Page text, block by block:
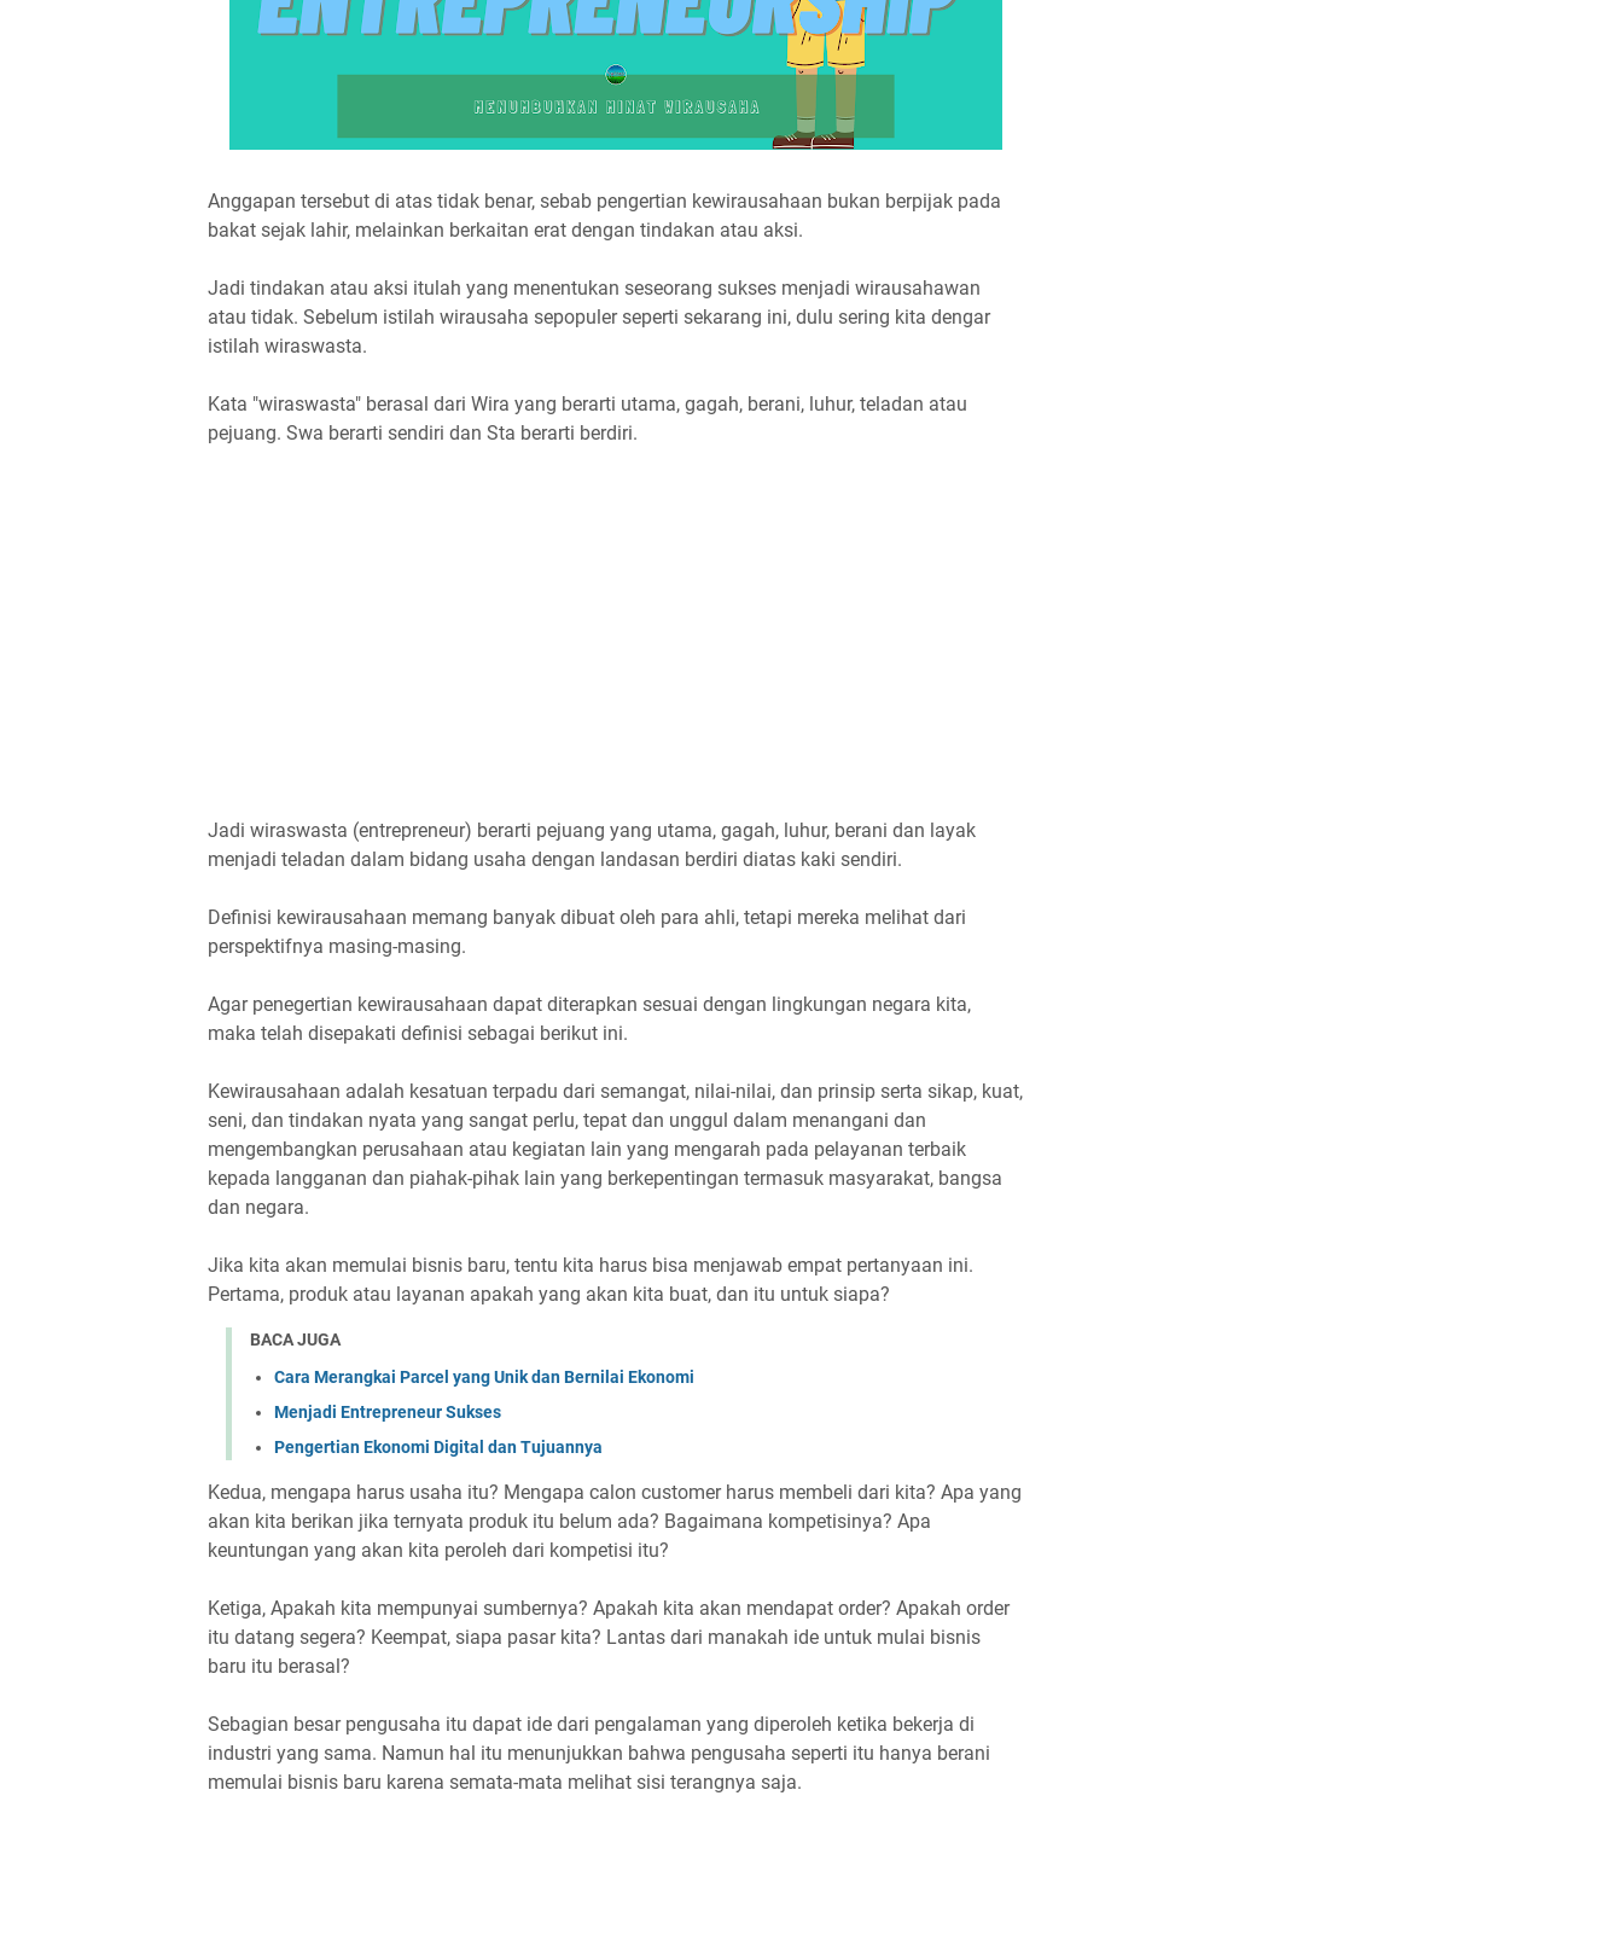
Anggapan tersebut di atas tidak benar, sebab pengertian kewirausahaan bukan berpijak pada
bakat sejak lahir, melainkan berkaitan erat dengan tindakan atau aksi.
Jadi tindakan atau aksi itulah yang menentukan seseorang sukses menjadi wirausahawan
atau tidak. Sebelum istilah wirausaha sepopuler seperti sekarang ini, dulu sering kita dengar
istilah wiraswasta.
Kata "wiraswasta" berasal dari Wira yang berarti utama, gagah, berani, luhur, teladan atau
pejuang. Swa berarti sendiri dan Sta berarti berdiri.
Jadi wiraswasta (entrepreneur) berarti pejuang yang utama, gagah, luhur, berani dan layak
menjadi teladan dalam bidang usaha dengan landasan berdiri diatas kaki sendiri.
Definisi kewirausahaan memang banyak dibuat oleh para ahli, tetapi mereka melihat dari
perspektifnya masing-masing.
Agar penegertian kewirausahaan dapat diterapkan sesuai dengan lingkungan negara kita,
maka telah disepakati definisi sebagai berikut ini.
Kewirausahaan adalah kesatuan terpadu dari semangat, nilai-nilai, dan prinsip serta sikap, kuat,
seni, dan tindakan nyata yang sangat perlu, tepat dan unggul dalam menangani dan
mengembangkan perusahaan atau kegiatan lain yang mengarah pada pelayanan terbaik
kepada langganan dan piahak-pihak lain yang berkepentingan termasuk masyarakat, bangsa
dan negara.
Jika kita akan memulai bisnis baru, tentu kita harus bisa menjawab empat pertanyaan ini.
Pertama, produk atau layanan apakah yang akan kita buat, dan itu untuk siapa?
BACA JUGA
Cara Merangkai Parcel yang Unik dan Bernilai Ekonomi
Menjadi Entrepreneur Sukses
Pengertian Ekonomi Digital dan Tujuannya
Kedua, mengapa harus usaha itu? Mengapa calon customer harus membeli dari kita? Apa yang
akan kita berikan jika ternyata produk itu belum ada? Bagaimana kompetisinya? Apa
keuntungan yang akan kita peroleh dari kompetisi itu?
Ketiga, Apakah kita mempunyai sumbernya? Apakah kita akan mendapat order? Apakah order
itu datang segera? Keempat, siapa pasar kita? Lantas dari manakah ide untuk mulai bisnis
baru itu berasal?
Sebagian besar pengusaha itu dapat ide dari pengalaman yang diperoleh ketika bekerja di
industri yang sama. Namun hal itu menunjukkan bahwa pengusaha seperti itu hanya berani
memulai bisnis baru karena semata-mata melihat sisi terangnya saja.